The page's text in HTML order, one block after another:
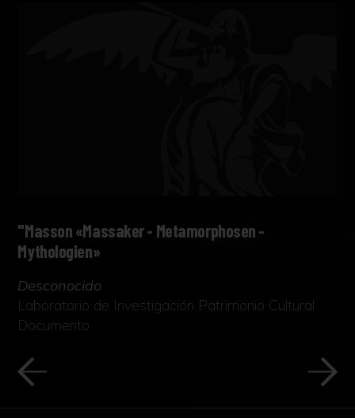
"Masson «Massaker - Metamorphosen -
Mythologien»
Desconocido
Laboratorio de Investigación Patrimonio Cultural
Documento